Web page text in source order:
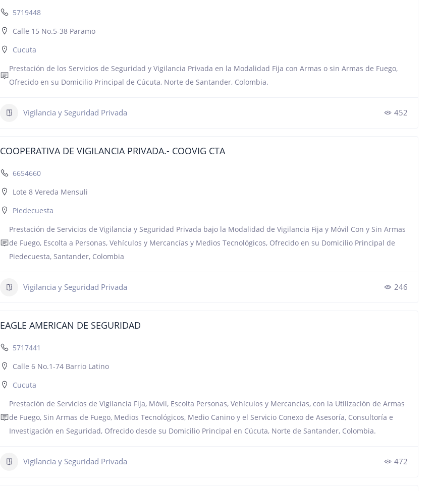
5719448
Calle 15 No.5-38 Paramo
Cucuta
Prestación de los Servicios de Seguridad y Vigilancia Privada en la Modalidad Fija con Armas o sin Armas de Fuego,
Ofrecido en su Domicilio Principal de Cúcuta, Norte de Santander, Colombia.
Vigilancia y Seguridad Privada 452
COOPERATIVA DE VIGILANCIA PRIVADA.- COOVIG CTA
6654660
Lote 8 Vereda Mensuli
Piedecuesta
Prestación de Servicios de Vigilancia y Seguridad Privada bajo la Modalidad de Vigilancia Fija y Móvil Con y Sin Armas
de Fuego, Escolta a Personas, Vehículos y Mercancías y Medios Tecnológicos, Ofrecido en su Domicilio Principal de
Piedecuesta, Santander, Colombia
Vigilancia y Seguridad Privada 246
EAGLE AMERICAN DE SEGURIDAD
5717441
Calle 6 No.1-74 Barrio Latino
Cucuta
Prestación de Servicios de Vigilancia Fija, Móvil, Escolta Personas, Vehículos y Mercancías, con la Utilización de Armas
de Fuego, Sin Armas de Fuego, Medios Tecnológicos, Medio Canino y el Servicio Conexo de Asesoría, Consultoría e
Investigación en Seguridad, Ofrecido desde su Domicilio Principal en Cúcuta, Norte de Santander, Colombia.
Vigilancia y Seguridad Privada 472